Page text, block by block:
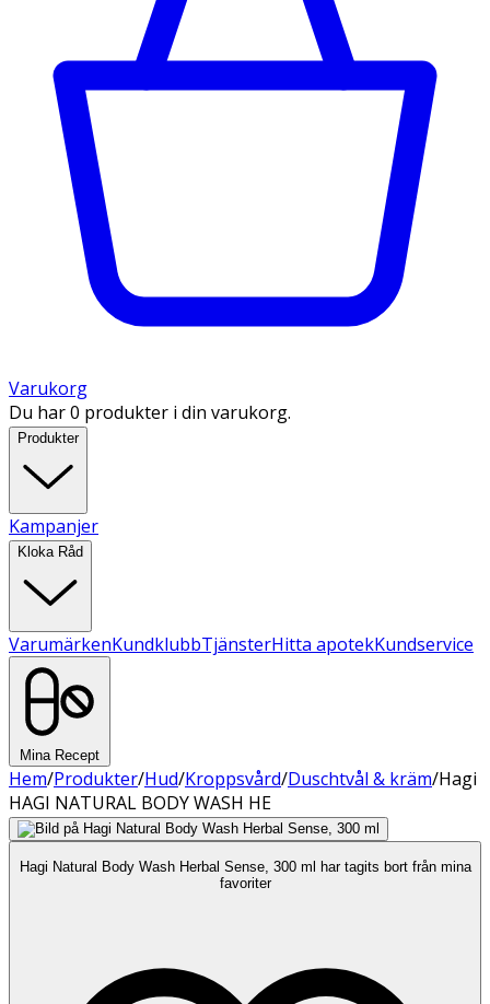
Varukorg
Du har 0 produkter i din varukorg.
Produkter
Kampanjer
Kloka Råd
VarumärkenKundklubbTjänsterHitta apotekKundservice
Mina Recept
Hem/Produkter/Hud/Kroppsvård/Duschtvål & kräm/Hagi
HAGI NATURAL BODY WASH HE
Hagi Natural Body Wash Herbal Sense, 300 ml har tagits bort från mina
favoriter